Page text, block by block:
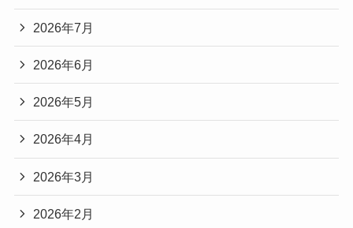
2026年7月
2026年6月
2026年5月
2026年4月
2026年3月
2026年2月